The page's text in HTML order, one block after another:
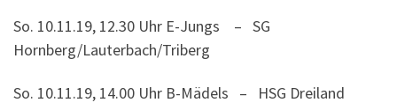
So. 10.11.19, 12.30 Uhr E-Jungs – SG
Hornberg/Lauterbach/Triberg
So. 10.11.19, 14.00 Uhr B-Mädels – HSG Dreiland